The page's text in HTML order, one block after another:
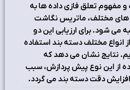
و مفهوم تعلق فازي داده ها به
مختلف، ماتريس نگاشت
مي شود. براي ارزيابي اين دو
انواع مختلف دسته بند استفاده
نتايج نشان مي دهد که
از اين نوع پيش پردازش، سبب
دقت دسته بند مي گردد.